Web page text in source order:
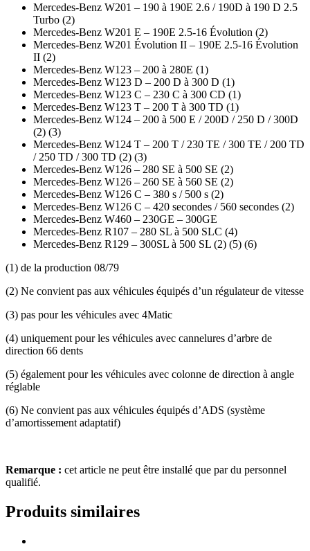
Mercedes-Benz W201 – 190 à 190E 2.6 / 190D à 190 D 2.5
Turbo (2)
Mercedes-Benz W201 E – 190E 2.5-16 Évolution (2)
Mercedes-Benz W201 Évolution II – 190E 2.5-16 Évolution
II (2)
Mercedes-Benz W123 – 200 à 280E (1)
Mercedes-Benz W123 D – 200 D à 300 D (1)
Mercedes-Benz W123 C – 230 C à 300 CD (1)
Mercedes-Benz W123 T – 200 T à 300 TD (1)
Mercedes-Benz W124 – 200 à 500 E / 200D / 250 D / 300D
(2) (3)
Mercedes-Benz W124 T – 200 T / 230 TE / 300 TE / 200 TD
/ 250 TD / 300 TD (2) (3)
Mercedes-Benz W126 – 280 SE à 500 SE (2)
Mercedes-Benz W126 – 260 SE à 560 SE (2)
Mercedes-Benz W126 C – 380 s / 500 s (2)
Mercedes-Benz W126 C – 420 secondes / 560 secondes (2)
Mercedes-Benz W460 – 230GE – 300GE
Mercedes-Benz R107 – 280 SL à 500 SLC (4)
Mercedes-Benz R129 – 300SL à 500 SL (2) (5) (6)
(1) de la production 08/79
(2) Ne convient pas aux véhicules équipés d’un régulateur de vitesse
(3) pas pour les véhicules avec 4Matic
(4) uniquement pour les véhicules avec cannelures d’arbre de
direction 66 dents
(5) également pour les véhicules avec colonne de direction à angle
réglable
(6) Ne convient pas aux véhicules équipés d’ADS (système
d’amortissement adaptatif)
Remarque : cet article ne peut être installé que par du personnel
qualifié.
Produits similaires